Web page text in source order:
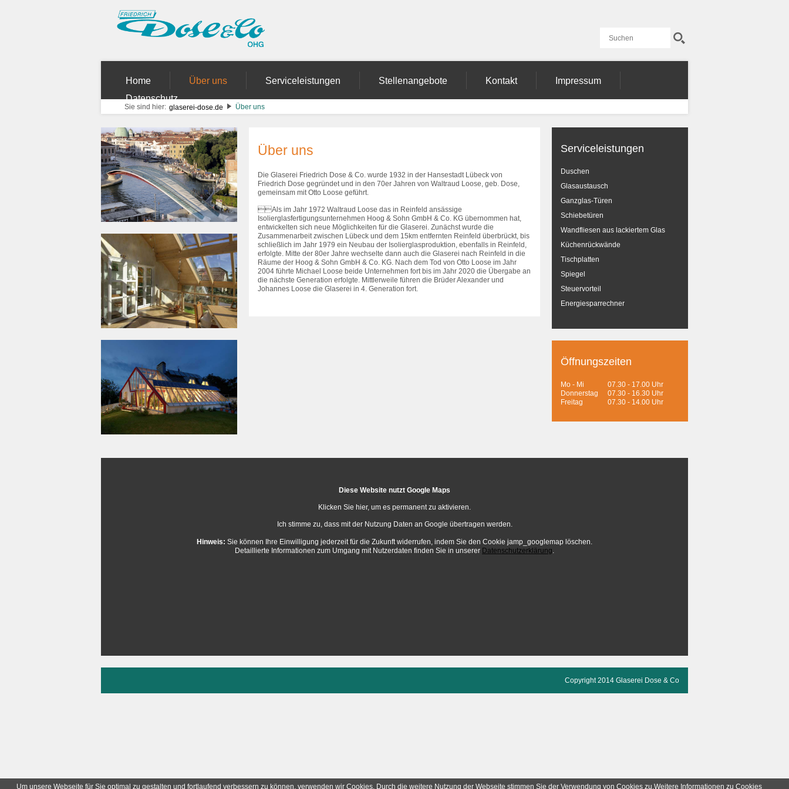
Navigation
überspringen
Home Über uns Serviceleistungen Stellenangebote Kontakt
Impressum
Datenschutz
Sie sind hier: glaserei-dose.de Über uns
Über uns
Die Glaserei Friedrich Dose & Co. wurde 1932 in der Hansestadt Lübeck von
Friedrich Dose gegründet und in den 70er Jahren von Waltraud Loose, geb. Dose,
gemeinsam mit Otto Loose geführt.
Als im Jahr 1972 Waltraud Loose das in Reinfeld ansässige
Isolierglasfertigungsunternehmen Hoog & Sohn GmbH & Co. KG übernommen hat,
entwickelten sich neue Möglichkeiten für die Glaserei. Zunächst wurde die
Zusammenarbeit zwischen Lübeck und dem 15km entfernten Reinfeld überbrückt, bis
schließlich im Jahr 1979 ein Neubau der Isolierglasproduktion, ebenfalls in Reinfeld,
erfolgte. Mitte der 80er Jahre wechselte dann auch die Glaserei nach Reinfeld in die
Räume der Hoog & Sohn GmbH & Co. KG. Nach dem Tod von Otto Loose im Jahr
2004 führte Michael Loose beide Unternehmen fort bis im Jahr 2020 die Übergabe an
die nächste Generation erfolgte. Mittlerweile führen die Brüder Alexander und
Johannes Loose die Glaserei in 4. Generation fort.
Serviceleistungen
Duschen
Glasaustausch
Ganzglas-Türen
Schiebetüren
Wandfliesen aus lackiertem Glas
Küchenrückwände
Tischplatten
Spiegel
Steuervorteil
Energiesparrechner
Öffnungszeiten
Mo - Mi
07.30 - 17.00 Uhr
Donnerstag
07.30 - 16.30 Uhr
Freitag
07.30 - 14.00 Uhr
Diese Website nutzt Google Maps
Klicken Sie hier, um es permanent zu aktivieren.
Ich stimme zu, dass mit der Nutzung Daten an Google übertragen werden.
Hinweis: Sie können Ihre Einwilligung jederzeit für die Zukunft widerrufen, indem Sie den Cookie jamp_googlemap löschen.
Detaillierte Informationen zum Umgang mit Nutzerdaten finden Sie in unserer Datenschutzerklärung
Copyright 2014 Glaserei Dose & Co
Um unsere Webseite für Sie optimal zu gestalten und fortlaufend verbessern zu können, verwenden wir Cookies. Durch die weitere Nutzung der Webseite stimmen Sie der Verwendung von Cookies zu.Weitere Informationen zu Cookies